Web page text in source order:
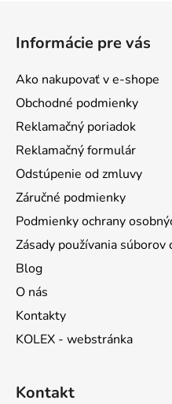
Informácie pre vás
Ako nakupovať v e-shope
Obchodné podmienky
Reklamačný poriadok
Reklamačný formulár
Odstúpenie od zmluvy
Záručné podmienky
Podmienky ochrany
Zásady používania súborov
Blog
O nás
Kontakty
KOLEX - webstránka
Kontakt